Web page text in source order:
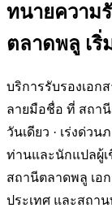
ทนายความ
ตลาดพลู เริ่
บริการรับรองเอก
ลายมือชื่อ ที่ สถานี
วันเดียว · เร่งด่วน
ท่านและนักแปลผู้เ
สถานีตลาดพลู เอ
ประเทศ และสถาน